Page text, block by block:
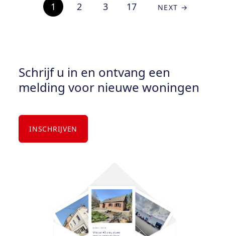
1 2 3 17 NEXT →
Schrijf u in en ontvang een
melding voor nieuwe woningen
INSCHRIJVEN